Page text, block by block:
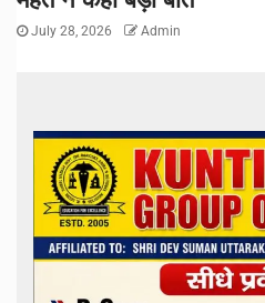
July 28, 2026 Admin